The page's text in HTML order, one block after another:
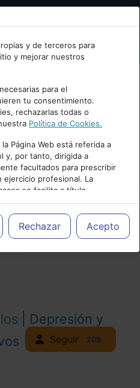
Cancelar
y de terceros para
y mejorar nuestros
para el
tu consentimiento.
rechazarlas todas o
Política de Cookies.
Página Web está referida a
y, por tanto, dirigida a
facultados para prescribir
ejercicio profesional. La
se facilita a título
responsabilidad de los
medicamentos y decidir, en
más adecuado a las
Rechazar Acepto
Depresión y
Seguir 209